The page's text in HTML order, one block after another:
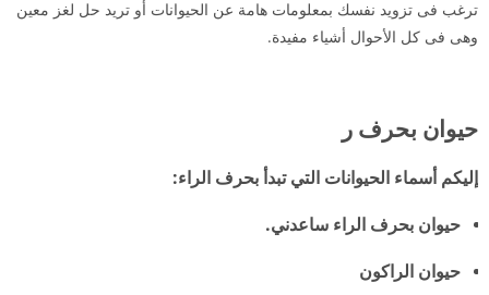
ترغب فى تزويد نفسك بمعلومات هامة عن الحيوانات أو تريد حل لغز معين
وهى فى كل الأحوال أشياء مفيدة.
حيوان بحرف ر
إليكم أسماء الحيوانات التي تبدأ بحرف الراء:
حيوان بحرف الراء ساعدني.
حيوان الراكون